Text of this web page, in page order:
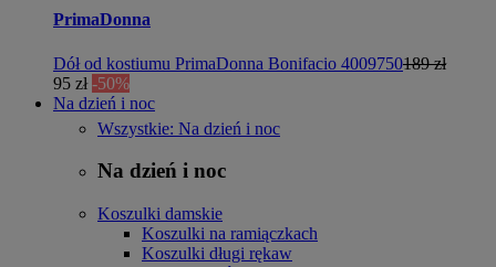
PrimaDonna
Dół od kostiumu PrimaDonna Bonifacio 4009750189 zł
95 zł -50%
Na dzień i noc
Wszystkie: Na dzień i noc
Na dzień i noc
Koszulki damskie
Koszulki na ramiączkach
Koszulki długi rękaw